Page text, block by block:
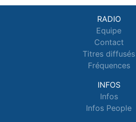
RADIO
Equipe
Contact
Titres diffusés
Fréquences
INFOS
Infos
Infos People